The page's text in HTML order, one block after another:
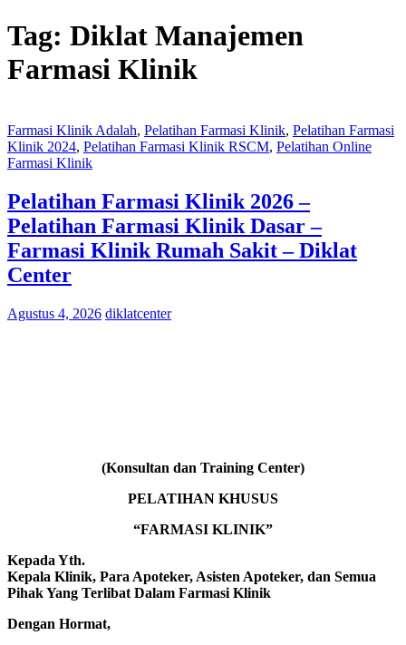
Tag: Diklat Manajemen
Farmasi Klinik
Farmasi Klinik Adalah, Pelatihan Farmasi Klinik, Pelatihan Farmasi
Klinik 2024, Pelatihan Farmasi Klinik RSCM, Pelatihan Online
Farmasi Klinik
Pelatihan Farmasi Klinik 2026 –
Pelatihan Farmasi Klinik Dasar –
Farmasi Klinik Rumah Sakit – Diklat
Center
Agustus 4, 2026 diklatcenter
(Konsultan dan Training Center)
PELATIHAN KHUSUS
“FARMASI KLINIK”
Kepada Yth.
Kepala Klinik, Para Apoteker, Asisten Apoteker, dan Semua
Pihak Yang Terlibat Dalam Farmasi Klinik
Dengan Hormat,